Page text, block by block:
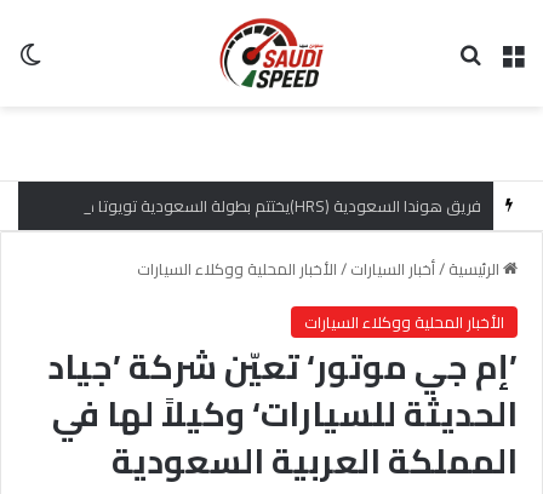
القائمة
الرئيسية/أخبار السيارات/الأخبار المحلية ووكلاء السيارات
الأخبار المحلية ووكلاء السيارات
’إم جي موتور‘ تعيّن شركة ’جياد
الحديثة للسيارات‘ وكيلاً لها في
المملكة العربية السعودية